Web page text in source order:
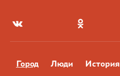
Город Люди История